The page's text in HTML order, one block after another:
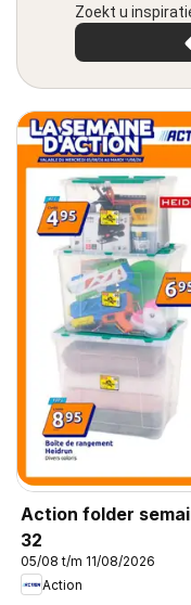
Zoekt u
Action folder
32
05/08 t/m 11/08/2026
Action